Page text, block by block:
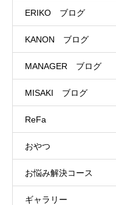
ERIKO ブログ
KANON ブログ
MANAGER ブログ
MISAKI ブログ
ReFa
おやつ
お悩み解決コース
ギャラリー